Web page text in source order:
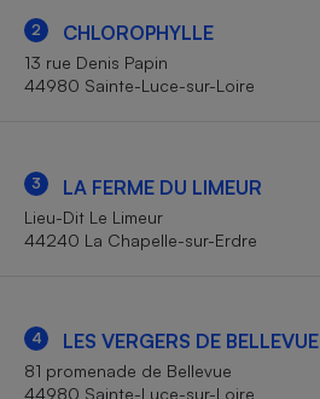
2 CHLOROPHYLLE
13 rue Denis Papin
44980 Sainte-Luce-sur-Loire
3 LA FERME DU LIMEUR
Lieu-Dit Le Limeur
44240 La Chapelle-sur-Erdre
4 LES VERGERS DE BELLEVUE
81 promenade de Bellevue
44980 Sainte-Luce-sur-Loire